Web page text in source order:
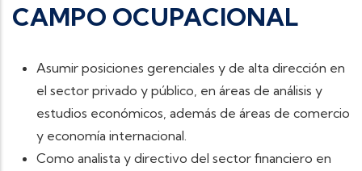
CAMPO OCUPACIONAL
Asumir posiciones gerenciales y de alta dirección en
el sector privado y público, en áreas de análisis y
estudios económicos, además de áreas de comercio
y economía internacional.
Como analista y directivo del sector financiero en